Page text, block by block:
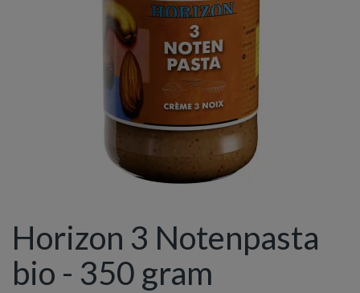
Horizon 3 Notenpasta
bio - 350 gram